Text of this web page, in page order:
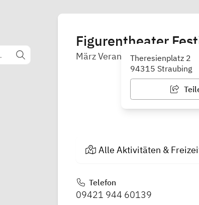
Figurentheater
März Veranstaltung Vorverkauf
Theresienplatz 2
94315 Straubing
Alle Aktivitäten &
Telefon
09421 944 60139